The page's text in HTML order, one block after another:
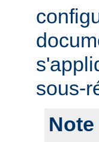
sous-
Note